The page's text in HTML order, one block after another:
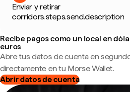
Enviar y retirar
corridors.steps.send.description
Recibe pagos como un local en
euros
Abre tus datos de cuenta en
directamente en tu Morse Wallet.
Abrir datos de cuenta